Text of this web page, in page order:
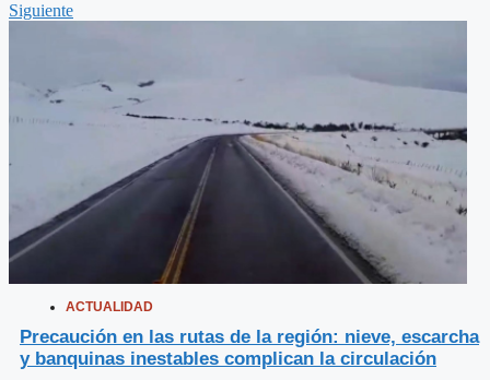
Siguiente
ACTUALIDAD
Precaución en las rutas de la región: nieve, escarcha
y banquinas inestables complican la circulación